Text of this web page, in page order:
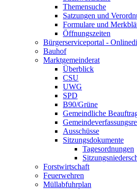
Themensuche
Satzungen und
Formulare und
Öffnungszeiten
Bürgerserviceportal -
Bauhof
Marktgemeinderat
Überblick
CSU
UWG
SPD
B90/Grüne
Gemeindliche
Ausschüsse
Sitzungsdokumente
Tagesordnungen
Forstwirtschaft
Feuerwehren
Müllabfuhrplan